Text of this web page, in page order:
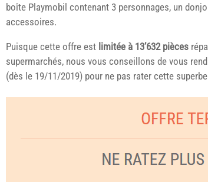
boîte Playmobil contenant 3 personnages, un
accessoires.
Puisque cette offre est limitée à 13’632 pièces
supermarchés, nous vous conseillons de vous
(dès le 19/11/2019) pour ne pas rater cette